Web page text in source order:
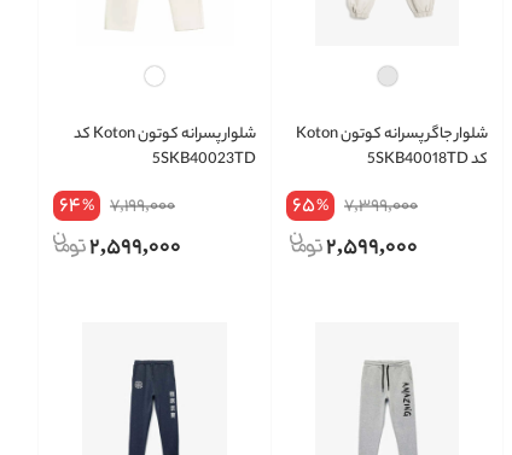
شلوار جاگر پسرانه کوتون Koton
کد 5SKB40018TD
7,399,000
65%
2,599,000
شلوار پسرانه کوتون Koton کد
5SKB40023TD
7,199,000
64%
2,599,000